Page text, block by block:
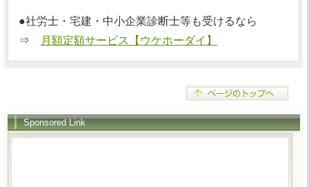
●社労士・宅建・中小企業診断士等も受けるなら
⇒
月額定額サービス【ウケホーダイ】
Sponsored Link